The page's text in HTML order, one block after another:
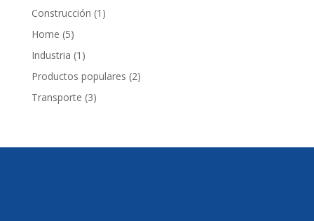
producto
Construcción 1 1
Home 55
productos
Industria 1 1
producto
Productos populares 22
Transporte 33